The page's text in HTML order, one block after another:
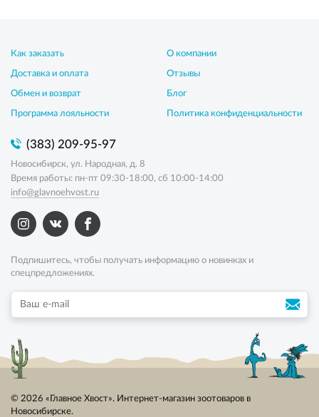
Как заказать
Доставка и оплата
Обмен и возврат
Программа лояльности
О компании
Отзывы
Блог
Политика конфиденциальности
(383) 209-95-97
Новосибирск, ул. Народная, д. 8
Время работы: пн-пт 09:30-18:00, сб 10:00-14:00
info@glavnoehvost.ru
Подпишитесь, чтобы получать информацию о новинках и
спецпредложениях.
© 2026 «Главное Хвост». Интернет-магазин зоотоваров в
Новосибирске.